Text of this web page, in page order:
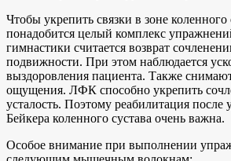
Чтобы укрепить связки в зоне коленного
понадобится целый комплекс
гимнастики считается возврат
подвижности. При этом наблюдается
выздоровления пациента. Также
ощущения. ЛФК способно укрепить
усталость. Поэтому реабилитация после
Бейкера коленного сустава очень важна.
Особое внимание при выполнении